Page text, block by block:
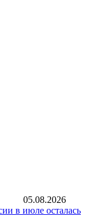
05.08.2026
в июле осталась